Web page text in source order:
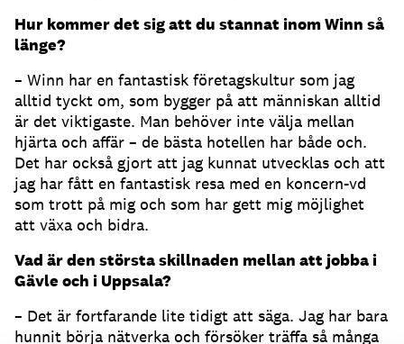
Hur kommer det sig att du stannat inom Winn så
länge?
– Winn har en fantastisk företagskultur som jag
alltid tyckt om, som bygger på att människan alltid
är det viktigaste. Man behöver inte välja mellan
hjärta och affär – de bästa hotellen har både och.
Det har också gjort att jag kunnat utvecklas och att
jag har fått en fantastisk resa med en koncern-vd
som trott på mig och som har gett mig möjlighet
att växa och bidra.
Vad är den största skillnaden mellan att jobba i
Gävle och i Uppsala?
– Det är fortfarande lite tidigt att säga. Jag har bara
hunnit börja nätverka och försöker träffa så många